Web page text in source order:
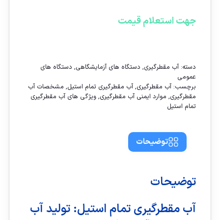
جهت استعلام قیمت
دسته: آب مقطرگیری, دستگاه های آزمایشگاهی, دستگاه های
عمومی
برچسب: آب مقطرگیری, آب مقطرگیری تمام استیل, مشخصات آب
مقطرگیری, موارد ایمنی آب مقطرگیری, ویژگی های آب مقطرگیری
تمام استیل
توضیحات
توضیحات
آب مقطرگیری تمام استیل: تولید آب